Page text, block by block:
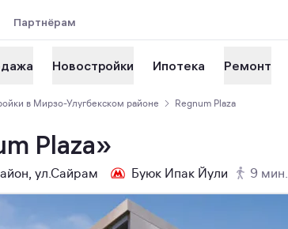
Партнёрам
Новостройки Ипотека Ремонт
в Мирзо-Улугбекском районе Regnum Plaza
Plaza»
ул.Сайрам Буюк Ипак Йули 9 мин.